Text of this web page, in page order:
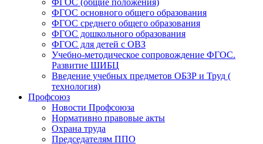
ФГОС (общие положения)
ФГОС основного общего образования
ФГОС среднего общего образования
ФГОС дошкольного образования
ФГОС для детей с ОВЗ
Учебно-методическое сопровождение ФГОС.
Развитие ШИБЦ
Введение учебных предметов ОБЗР и Труд (
технология)
Профсоюз
Новости Профсоюза
Нормативно правовые акты
Охрана труда
Председателям ППО